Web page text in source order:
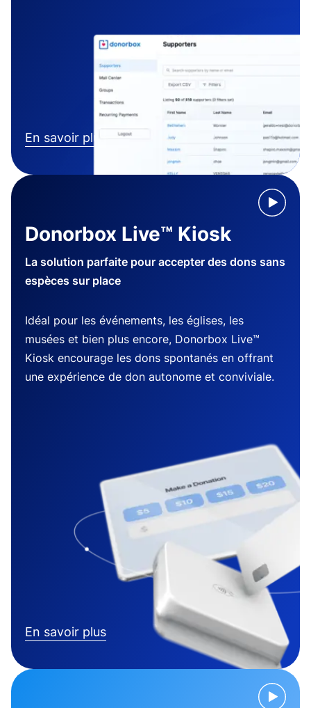
En savoir plus
Donorbox Live™ Kiosk
La solution parfaite pour accepter des dons sans
espèces sur place
Idéal pour les événements, les églises, les
musées et bien plus encore, Donorbox Live™
Kiosk encourage les dons spontanés en offrant
une expérience de don autonome et conviviale.
En savoir plus